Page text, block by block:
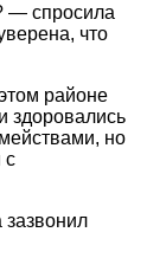
— спросила
что
районе
здоровались
но
с